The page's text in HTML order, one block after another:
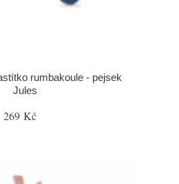
rumbakoule - pejsek
Jules
269 Kč